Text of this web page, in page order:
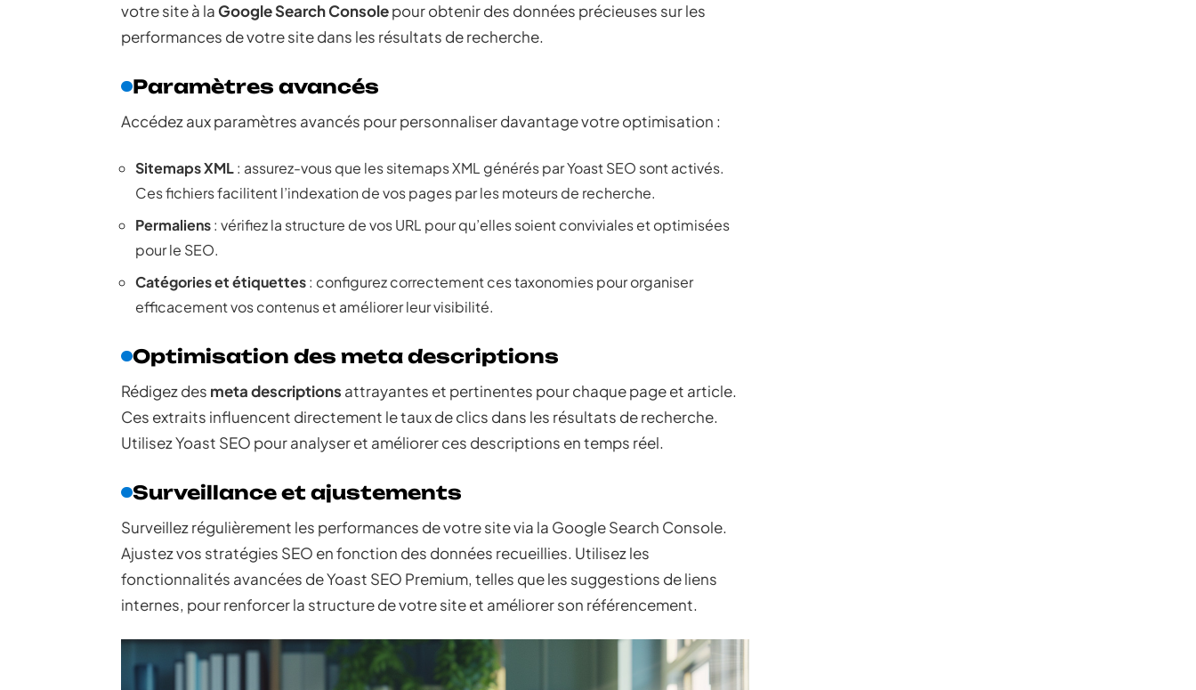
votre site à laGoogle Search Consolepour obtenir des données précieuses sur les
performances de votre site dans les résultats de recherche.
Paramètres avancés
Accédez aux paramètres avancés pour personnaliser davantage votre optimisation :
Sitemaps XML: assurez-vous que les sitemaps XML générés par Yoast SEO sont activés.
Ces fichiers facilitent l’indexation de vos pages par les moteurs de recherche.
Permaliens: vérifiez la structure de vos URL pour qu’elles soient conviviales et optimisées
pour le SEO.
Catégories et étiquettes: configurez correctement ces taxonomies pour organiser
efficacement vos contenus et améliorer leur visibilité.
Optimisation des meta descriptions
Rédigez des meta descriptions attrayantes et pertinentes pour chaque page et article.
Ces extraits influencent directement le taux de clics dans les résultats de recherche.
Utilisez Yoast SEO pour analyser et améliorer ces descriptions en temps réel.
Surveillance et ajustements
Surveillez régulièrement les performances de votre site via la Google Search Console.
Ajustez vos stratégies SEO en fonction des données recueillies. Utilisez les
fonctionnalités avancées de Yoast SEO Premium, telles que les suggestions de liens
internes, pour renforcer la structure de votre site et améliorer son référencement.